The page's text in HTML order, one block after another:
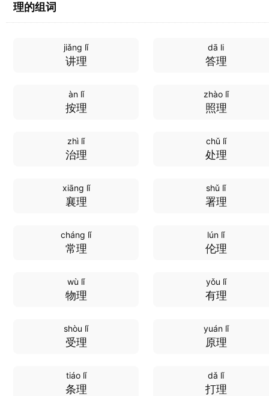
理的组词
jiǎng lǐ
讲理
dā li
答理
àn lǐ
按理
zhào lǐ
照理
zhì lǐ
治理
chǔ lǐ
处理
xiāng lǐ
襄理
shǔ lǐ
署理
cháng lǐ
常理
lún lǐ
伦理
wù lǐ
物理
yǒu lǐ
有理
shòu lǐ
受理
yuán lǐ
原理
tiáo lǐ
条理
dǎ lǐ
打理